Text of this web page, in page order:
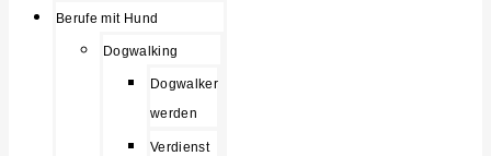
Berufe mit Hund
Dogwalking
Dogwalker
werden
Verdienst